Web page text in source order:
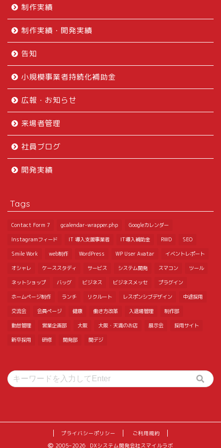
制作実績
制作実績・開発実績
告知
小規模事業者持続化補助金
広報・お知らせ
来場者管理
社員ブログ
開発実績
Tags
Contact Form 7 gcalendar-wrapper.php Googleカレンダー
Instagramフィード IT 導入支援事業者 IT導入補助金 RWD SEO
Smile Work web制作 WordPress WP User Avatar イベントレポート
オシャレ ケーススタディ サービス システム開発 スマコン ツール
ネットショップ バッグ ビジネス ビジネスメッセ プラグイン
ホームページ制作 ランチ リクルート レスポンシブデザイン 中途採用
交流会 会員ページ 健康 働き方改革 入退場管理 制作部
勤怠管理 営業企画部 大阪 大阪・天満のお店 展示会 採用サイト
新卒採用 研修 開発部 関デジ
プライバシーポリシー
ご利用規約
2005–2026 DXシステム開発会社スマイルラボ